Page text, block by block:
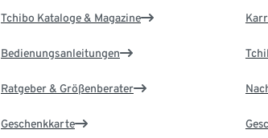
Tchibo Kataloge & Magazine
Bedienungsanleitungen
Ratgeber & Größenberater
Geschenkkarte